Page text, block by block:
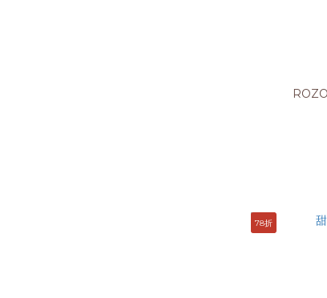
78折